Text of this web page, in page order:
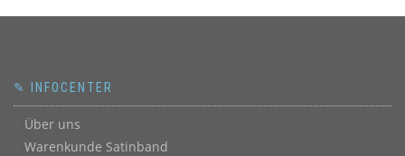
✎ INFOCENTER
Über uns
Warenkunde Satinband